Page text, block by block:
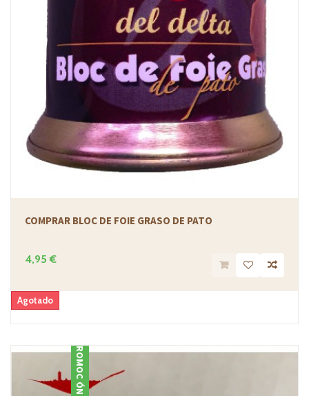
COMPRAR BLOC DE FOIE GRASO DE PATO
4,95 €
Agotado
PROMOCIÓN